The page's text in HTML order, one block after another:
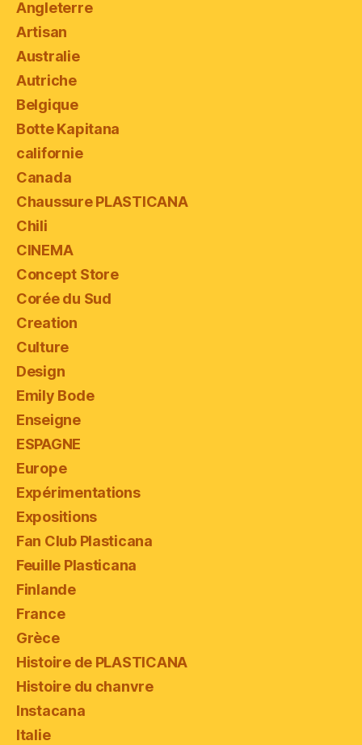
Angleterre
Artisan
Australie
Autriche
Belgique
Botte Kapitana
californie
Canada
Chaussure PLASTICANA
Chili
CINEMA
Concept Store
Corée du Sud
Creation
Culture
Design
Emily Bode
Enseigne
ESPAGNE
Europe
Expérimentations
Expositions
Fan Club Plasticana
Feuille Plasticana
Finlande
France
Grèce
Histoire de PLASTICANA
Histoire du chanvre
Instacana
Italie